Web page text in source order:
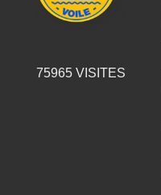
75965VISITES